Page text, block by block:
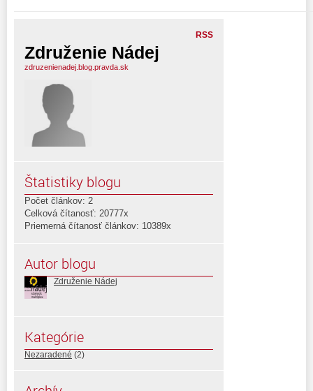
RSS
Združenie Nádej
zdruzenienadej.blog.pravda.sk
Štatistiky blogu
Počet článkov: 2
Celková čítanosť: 20777x
Priemerná čítanosť článkov: 10389x
Autor blogu
Združenie Nádej
Kategórie
Nezaradené (2)